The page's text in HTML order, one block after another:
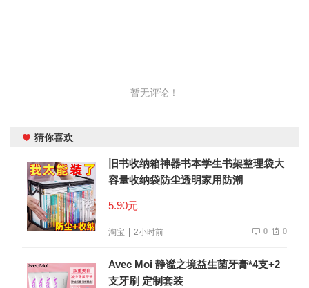
暂无评论！
猜你喜欢
旧书收纳箱神器书本学生书架整理袋大
容量收纳袋防尘透明家用防潮
5.90元
淘宝 2小时前 0 0
Avec Moi 静谧之境益生菌牙膏*4支+2
支牙刷 定制套装